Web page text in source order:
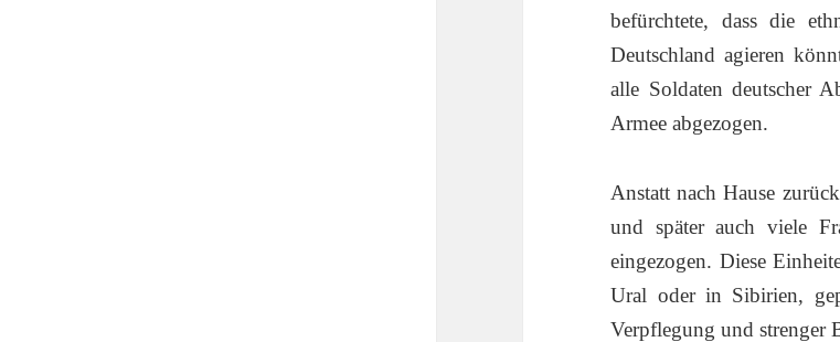
befürchtete, dass die
Deutschland agieren
alle Soldaten deutscher
Armee abgezogen.
Anstatt nach Hause
und später auch viele
eingezogen. Diese
Ural oder in Sibirien,
Verpflegung und strenger